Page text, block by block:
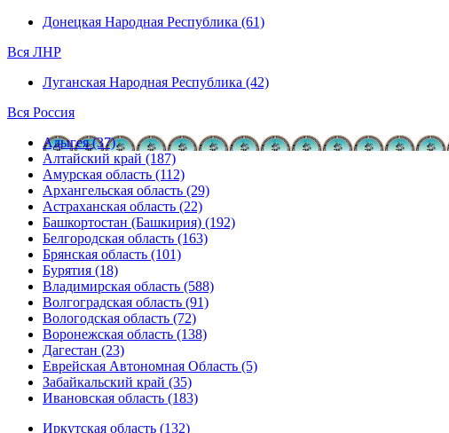
Донецкая Народная Республика (61)
Вся ЛНР
Луганская Народная Республика (42)
Вся Россия
Адыгея (37)
Алтайский край (187)
Амурская область (112)
Архангельская область (29)
Астраханская область (22)
Башкортостан (Башкирия) (192)
Белгородская область (163)
Брянская область (101)
Бурятия (18)
Владимирская область (588)
Волгоградская область (91)
Вологодская область (72)
Воронежская область (138)
Дагестан (23)
Еврейская Автономная Область (5)
Забайкальский край (35)
Ивановская область (183)
Иркутская область (132)